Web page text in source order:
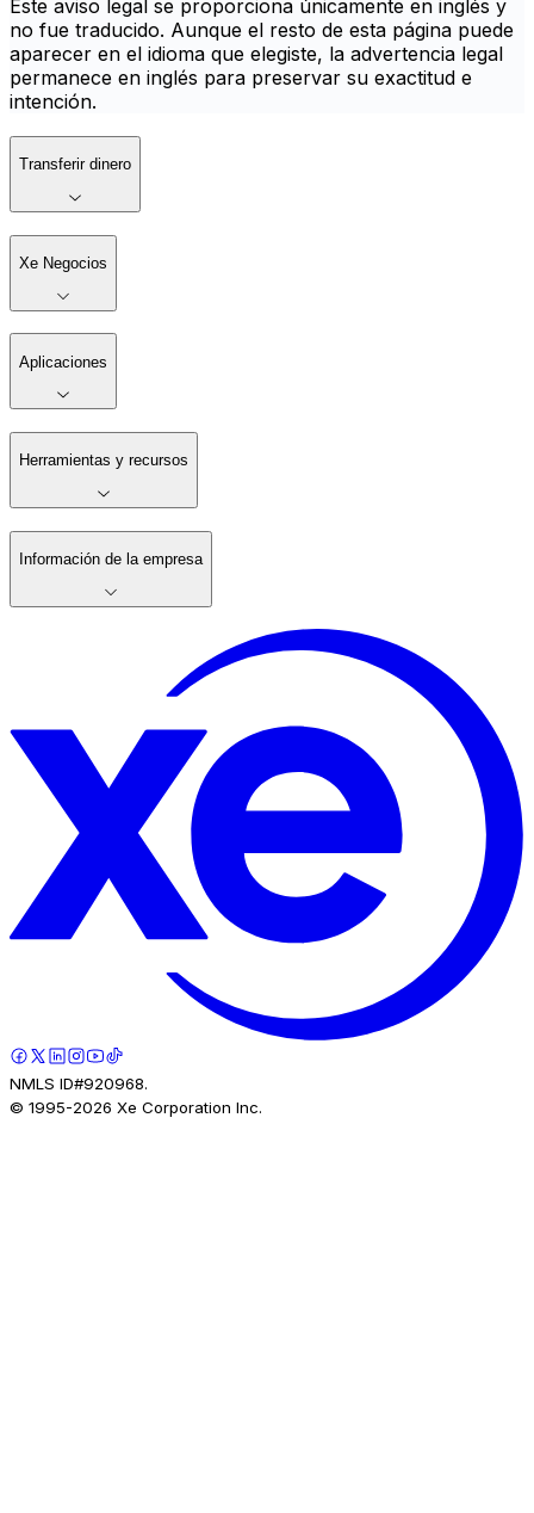
Este aviso legal se proporciona únicamente en inglés y
no fue traducido. Aunque el resto de esta página puede
aparecer en el idioma que elegiste, la advertencia legal
permanece en inglés para preservar su exactitud e
intención.
Transferir dinero
Xe Negocios
Aplicaciones
Herramientas y recursos
Información de la empresa
NMLS ID#920968.
© 1995-2026 Xe Corporation Inc.